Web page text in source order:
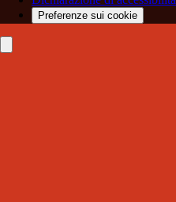
Preferenze sui cookie